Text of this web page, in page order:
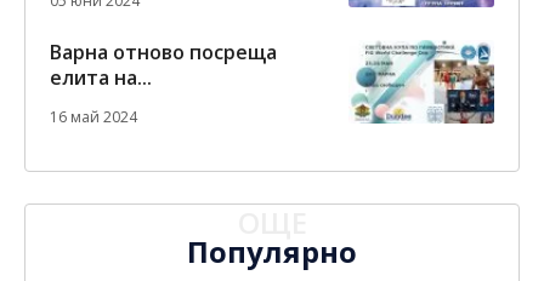
Варна отново посреща
елита на...
16 май 2024
Популярно